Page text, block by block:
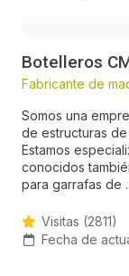
Botelleros
Fabricante de
Somos una
de estructuras
Estamos
conocidos
para garrafas de
Visitas (2811)
Fecha de